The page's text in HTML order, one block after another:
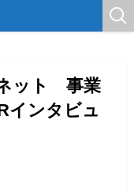
ネット 事業
インタビュ